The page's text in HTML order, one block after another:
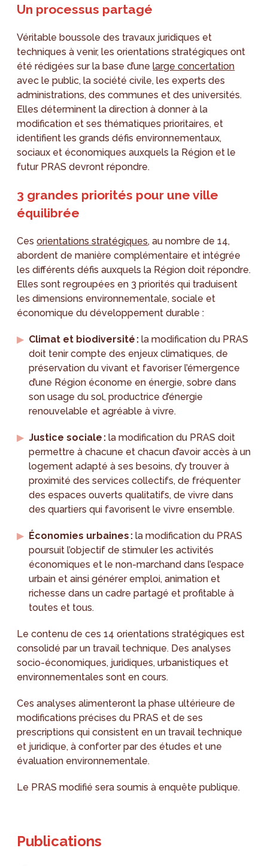
Un processus partagé
Véritable boussole des travaux juridiques et
techniques à venir, les orientations stratégiques ont
été rédigées sur la base d’unelarge concertation
avec le public, la société civile, les experts des
administrations, des communes et des universités.
Elles déterminent la direction à donner à la
modification et ses thématiques prioritaires, et
identifient les grands défis environnementaux,
sociaux et économiques auxquels la Région et le
futur PRAS devront répondre.
3 grandes priorités pour une ville
équilibrée
Cesorientations stratégiques, au nombre de 14,
abordent de manière complémentaire et intégrée
les différents défis auxquels la Région doit répondre.
Elles sont regroupées en 3 priorités qui traduisent
les dimensions environnementale, sociale et
économique du développement durable :
Climat et biodiversité : la modification du PRAS
doit tenir compte des enjeux climatiques, de
préservation du vivant et favoriser l’émergence
d’une Région économe en énergie, sobre dans
son usage du sol, productrice d’énergie
renouvelable et agréable à vivre.
Justice sociale : la modification du PRAS doit
permettre à chacune et chacun d’avoir accès à un
logement adapté à ses besoins, d’y trouver à
proximité des services collectifs, de fréquenter
des espaces ouverts qualitatifs, de vivre dans
des quartiers qui favorisent le vivre ensemble.
Économies urbaines : la modification du PRAS
poursuit l’objectif de stimuler les activités
économiques et le non-marchand dans l’espace
urbain et ainsi générer emploi, animation et
richesse dans un cadre partagé et profitable à
toutes et tous.
Le contenu de ces 14 orientations stratégiques est
consolidé par un travail technique. Des analyses
socio-économiques, juridiques, urbanistiques et
environnementales sont en cours.
Ces analyses alimenteront la phase ultérieure de
modifications précises du PRAS et de ses
prescriptions qui consistent en un travail technique
et juridique, à conforter par des études et une
évaluation environnementale.
Le PRAS modifié sera soumis à enquête publique.
Publications